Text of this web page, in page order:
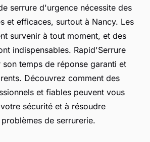
serrure d'urgence nécessite des
et efficaces, surtout à Nancy. Les
survenir à tout moment, et des
indispensables. Rapid'Serrure
son temps de réponse garanti et
Découvrez comment des
et fiables peuvent vous
sécurité et à résoudre
de serrurerie.